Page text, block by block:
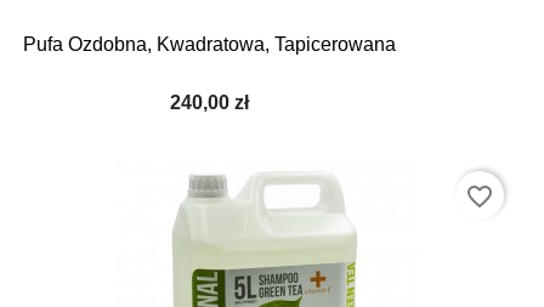
Pufa Ozdobna, Kwadratowa, Tapicerowana
240,00 zł
favorite_border